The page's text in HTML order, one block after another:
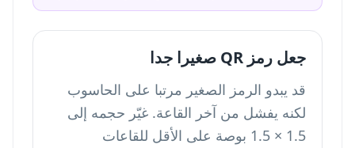
جعل رمز QR صغيرا جدا
قد يبدو الرمز الصغير مرتبا على الحاسوب
لكنه يفشل من آخر القاعة. غيّر حجمه إلى
1.5 × 1.5 بوصة على الأقل للقاعات